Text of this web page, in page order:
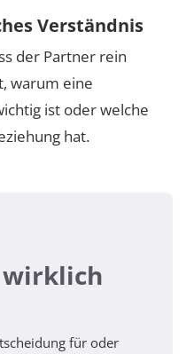
Verständnis
der Partner rein
warum eine
ist oder welche
hat.
wirklich
für oder